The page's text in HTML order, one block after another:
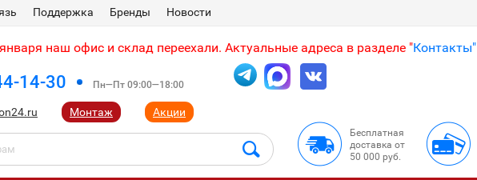
Поддержка Бренды Новости
наш офис и склад переехали. Актуальные адреса в разделе "Контакты"
14-30 Пн—Пт 09:00—18:00
Монтаж Акции
Бесплатная
доставка от
50 000 руб.